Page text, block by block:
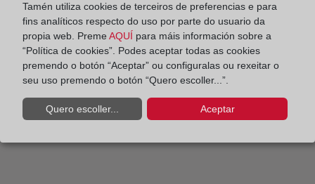
Tamén utiliza cookies de terceiros de preferencias e para
fins analíticos respecto do uso por parte do usuario da
propia web. Preme AQUÍ para máis información sobre a
“Política de cookies”. Podes aceptar todas as cookies
premendo o botón “Aceptar” ou configuralas ou rexeitar o
seu uso premendo o botón “Quero escoller...”.
Quero escoller... Aceptar